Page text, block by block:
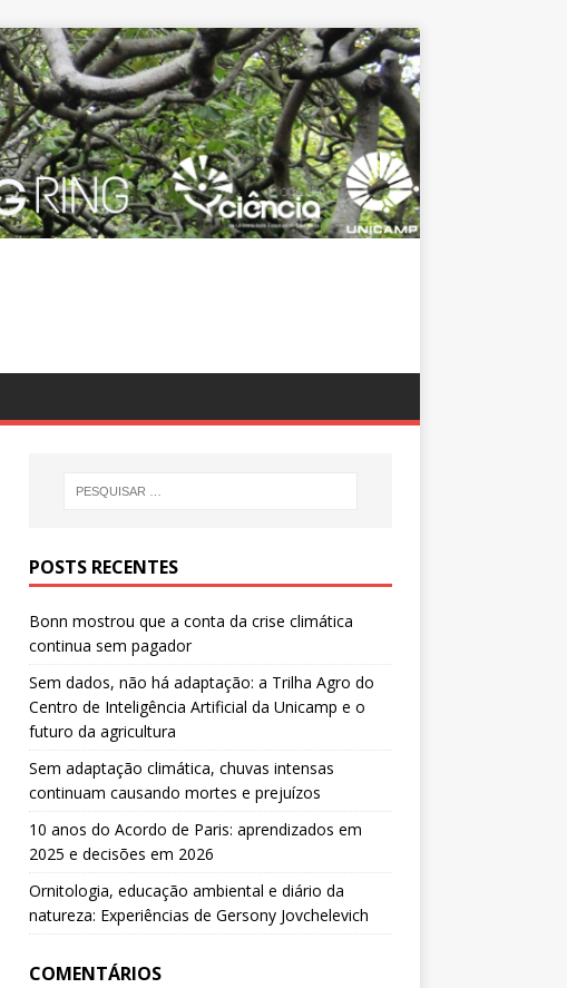
POSTS RECENTES
Bonn mostrou que a conta da crise climática
continua sem pagador
Sem dados, não há adaptação: a Trilha Agro do
Centro de Inteligência Artificial da Unicamp e o
futuro da agricultura
Sem adaptação climática, chuvas intensas
continuam causando mortes e prejuízos
10 anos do Acordo de Paris: aprendizados em
2025 e decisões em 2026
Ornitologia, educação ambiental e diário da
natureza: Experiências de Gersony Jovchelevich
COMENTÁRIOS